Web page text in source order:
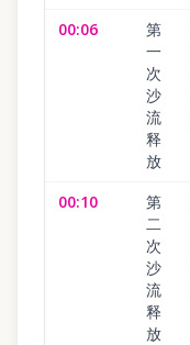
00:06
第
一
次
沙
流
释
放
00:10
第
二
次
沙
流
释
放